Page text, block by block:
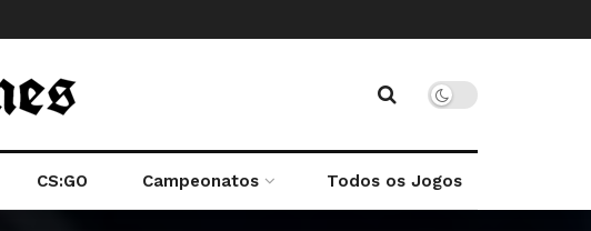
CS:GO Campeonatos Todos os Jogos